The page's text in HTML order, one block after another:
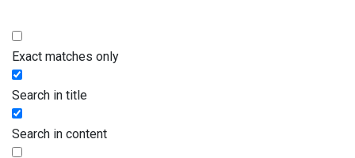
Exact matches only
Search in title
Search in content